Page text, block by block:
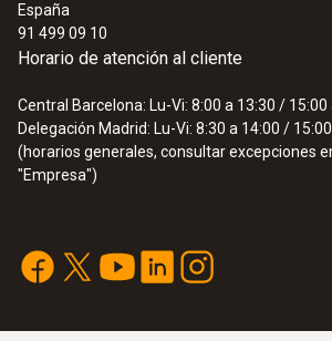
España
91 499 09 10
Horario de atención al cliente
Central Barcelona: Lu-Vi: 8:00 a 13:30 / 15:00
Delegación Madrid: Lu-Vi: 8:30 a 14:00 /
(horarios generales, consultar excepciones
"Empresa")